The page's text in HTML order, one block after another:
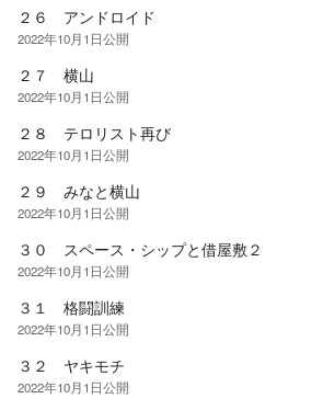
２６ アンドロイド
2022年10月1日公開
２７ 横山
2022年10月1日公開
２８ テロリスト再び
2022年10月1日公開
２９ みなと横山
2022年10月1日公開
３０ スペース・シップと借屋敷２
2022年10月1日公開
３１ 格闘訓練
2022年10月1日公開
３２ ヤキモチ
2022年10月1日公開